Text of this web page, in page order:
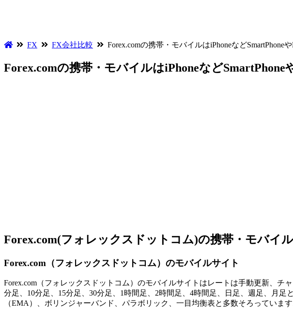
FX FX会社比較 Forex.comの携帯・モバイルはiPhoneなどSmartPhone
Forex.comの携帯・モバイルはiPhoneなどSmartPhone
Forex.com(フォレックスドットコム)の携帯・モバイ
Forex.com（フォレックスドットコム）のモバイルサイト
Forex.com（フォレックスドットコム）のモバイルサイトはレートは手動更新、
分足、10分足、15分足、30分足、1時間足、2時間足、4時間足、日足、週足、月
（EMA）、ボリンジャーバンド、パラボリック、一目均衡表と多数そろっています